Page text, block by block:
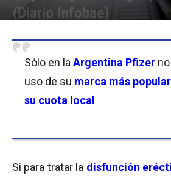
(Diario Infobae)
Sólo en la Argentina Pfizer
uso de su marca más popular
su cuota local
Si para tratar la disfunción eréctil